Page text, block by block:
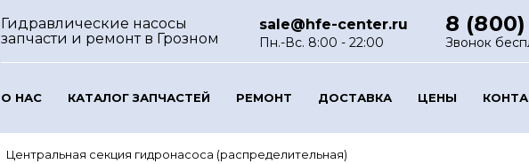
Гидравлические насосы
запчасти и ремонт в Грозном
sale@hfe-center.ru
Пн.-Вс. 8:00 - 22:00
8
Звонок
О НАС КАТАЛОГ ЗАПЧАСТЕЙ РЕМОНТ ДОСТАВКА ЦЕНЫ
Центральная секция гидронасоса (распределительная)